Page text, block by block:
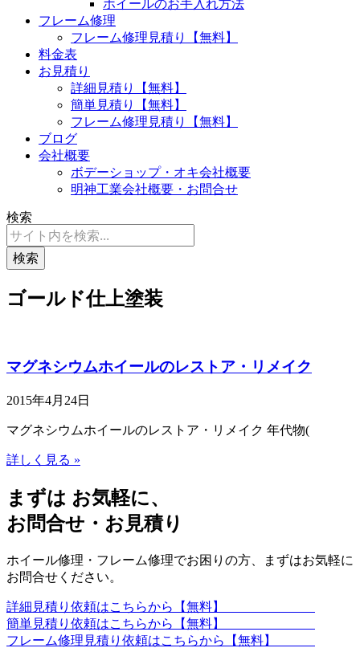
ホイールのお手入れ方法
フレーム修理
フレーム修理見積り【無料】
料金表
お見積り
詳細見積り【無料】
簡単見積り【無料】
フレーム修理見積り【無料】
ブログ
会社概要
ボデーショップ・オキ会社概要
明神工業会社概要・お問合せ
検索
検索
ゴールド仕上塗装
マグネシウムホイールのレストア・リメイク
2015年4月24日
マグネシウムホイールのレストア・リメイク 年代物(
詳しく見る »
まずは お気軽に、
お問合せ・お見積り
ホイール修理・フレーム修理でお困りの方、まずはお気軽に
お問合せください。
詳細見積り依頼はこちらから【無料】
簡単見積り依頼はこちらから【無料】
フレーム修理見積り依頼はこちらから【無料】